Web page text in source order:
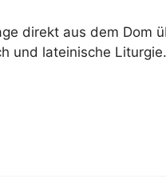
direkt aus dem Dom
und lateinische Liturgie.